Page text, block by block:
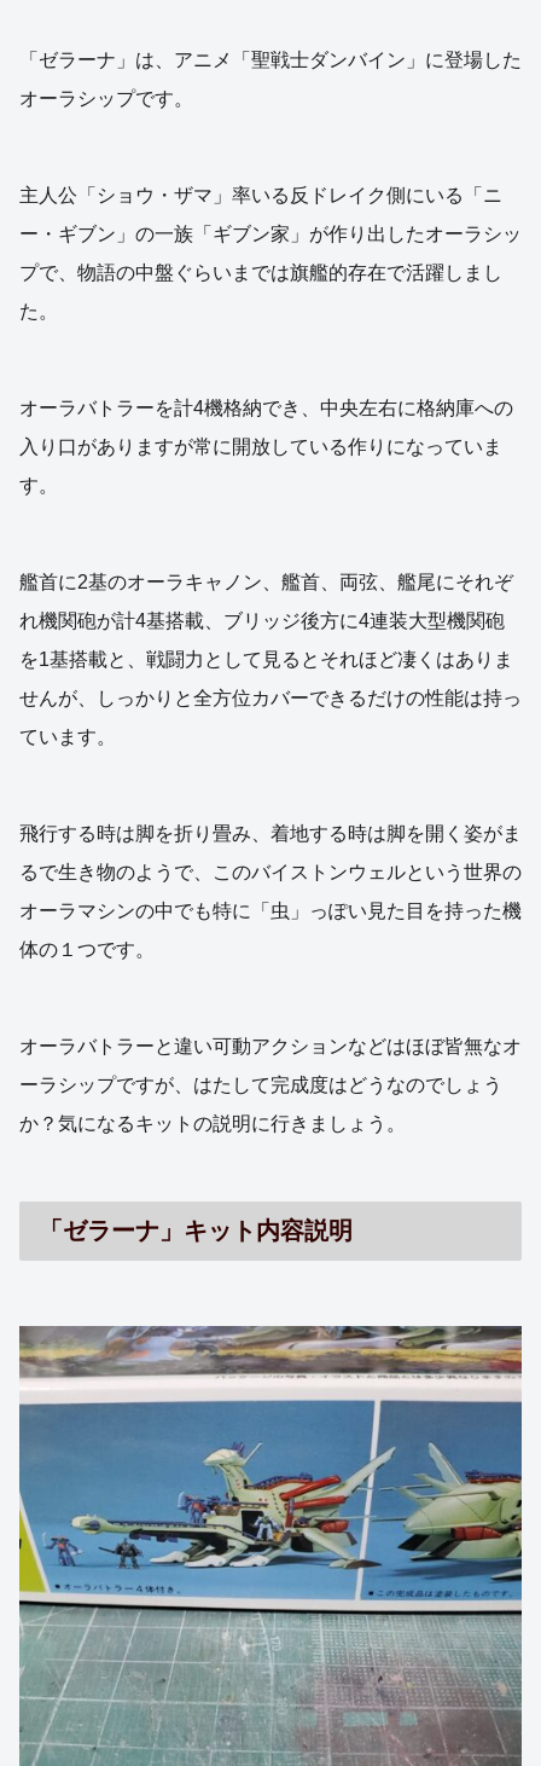
「ゼラーナ」は、アニメ「聖戦士ダンバイン」に登場した
オーラシップです。
主人公「ショウ・ザマ」率いる反ドレイク側にいる「ニ
ー・ギブン」の一族「ギブン家」が作り出したオーラシッ
プで、物語の中盤ぐらいまでは旗艦的存在で活躍しまし
た。
オーラバトラーを計4機格納でき、中央左右に格納庫への
入り口がありますが常に開放している作りになっていま
す。
艦首に2基のオーラキャノン、艦首、両弦、艦尾にそれぞ
れ機関砲が計4基搭載、ブリッジ後方に4連装大型機関砲
を1基搭載と、戦闘力として見るとそれほど凄くはありま
せんが、しっかりと全方位カバーできるだけの性能は持っ
ています。
飛行する時は脚を折り畳み、着地する時は脚を開く姿がま
るで生き物のようで、このバイストンウェルという世界の
オーラマシンの中でも特に「虫」っぽい見た目を持った機
体の１つです。
オーラバトラーと違い可動アクションなどはほぼ皆無なオ
ーラシップですが、はたして完成度はどうなのでしょう
か？気になるキットの説明に行きましょう。
「ゼラーナ」キット内容説明